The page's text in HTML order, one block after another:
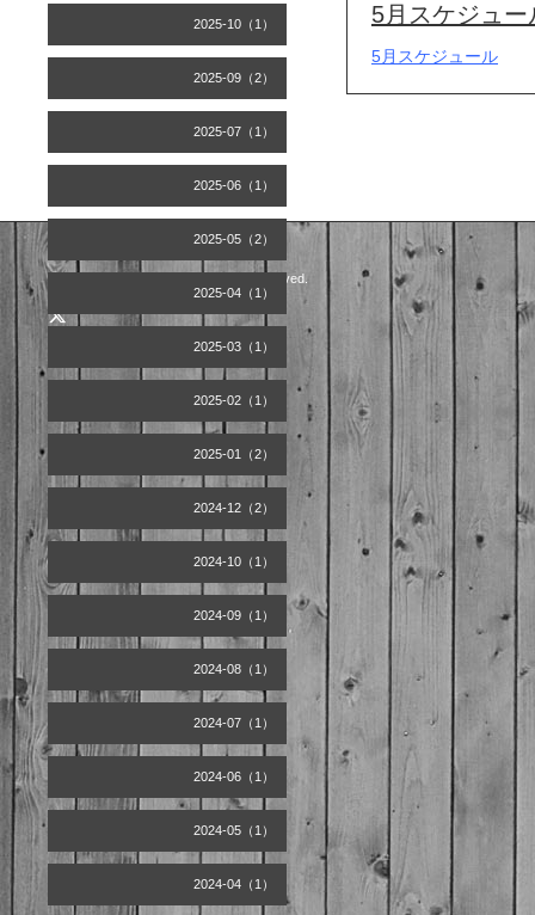
2025-10（1）
2025-09（2）
2025-07（1）
2025-06（1）
2025-05（2）
2025-04（1）
2025-03（1）
2025-02（1）
2025-01（2）
2024-12（2）
2024-10（1）
2024-09（1）
2024-08（1）
2024-07（1）
2024-06（1）
2024-05（1）
2024-04（1）
5月スケジュ
5月スケジュール
. All Rights Reserved.